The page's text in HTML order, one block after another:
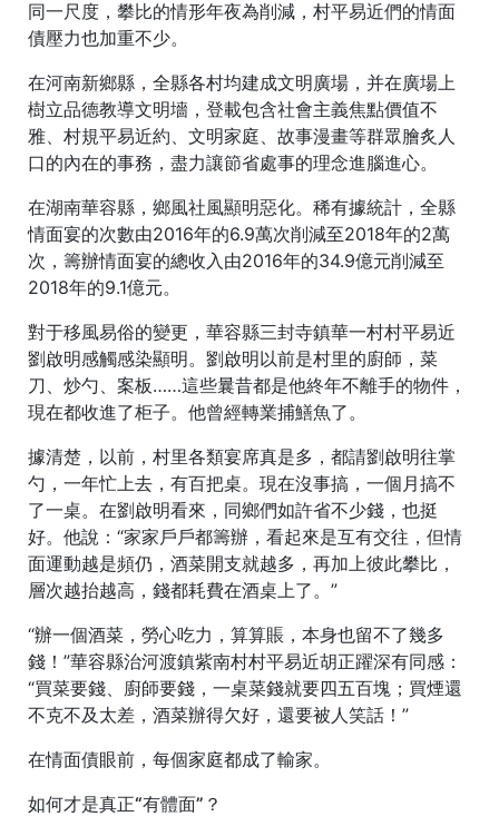
同一尺度，攀比的情形年夜為削減，村平易近們的情面
債壓力也加重不少。
在河南新鄉縣，全縣各村均建成文明廣場，并在廣場上
樹立品德教導文明墻，登載包含社會主義焦點價值不
雅、村規平易近約、文明家庭、故事漫畫等群眾膾炙人
口的內在的事務，盡力讓節省處事的理念進腦進心。
在湖南華容縣，鄉風社風顯明惡化。稀有據統計，全縣
情面宴的次數由2016年的6.9萬次削減至2018年的2萬
次，籌辦情面宴的總收入由2016年的34.9億元削減至
2018年的9.1億元。
對于移風易俗的變更，華容縣三封寺鎮華一村村平易近
劉啟明感觸感染顯明。劉啟明以前是村里的廚師，菜
刀、炒勺、案板……這些曩昔都是他終年不離手的物件，
現在都收進了柜子。他曾經轉業捕鱔魚了。
據清楚，以前，村里各類宴席真是多，都請劉啟明往掌
勺，一年忙上去，有百把桌。現在沒事搞，一個月搞不
了一桌。在劉啟明看來，同鄉們如許省不少錢，也挺
好。他說：“家家戶戶都籌辦，看起來是互有交往，但情
面運動越是頻仍，酒菜開支就越多，再加上彼此攀比，
層次越抬越高，錢都耗費在酒桌上了。”
“辦一個酒菜，勞心吃力，算算賬，本身也留不了幾多
錢！”華容縣治河渡鎮紫南村村平易近胡正躍深有同感：
“買菜要錢、廚師要錢，一桌菜錢就要四五百塊；買煙還
不克不及太差，酒菜辦得欠好，還要被人笑話！”
在情面債眼前，每個家庭都成了輸家。
如何才是真正“有體面”？